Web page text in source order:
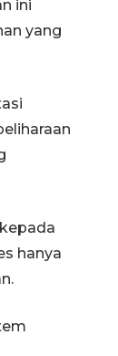
ini
yang
hanya